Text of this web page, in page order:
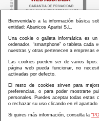
ABANICOS APARISI S.L. ha recibido
100.000 € en apoyo al proyecto HISOLV/
ABANICOS APARISI S.L. ha recibido
€ en apoyo al proyecto CMARTE/2021/265/
Bienvenida/o a la información básica
entidad: Abanicos Aparisi S.L.
Una cookie o galleta informática es
ordenador, “smartphone” o tableta
nuestras y otras pertenecen a empresas
Las cookies pueden ser de varios
página web pueda funcionar, no
activadas por defecto.
El resto de cookies sirven para
preferencias, o para poder mostrarte
personales. Puedes aceptar todas estas
o rechazar su uso clicando en el
Si quires más información, consulta la